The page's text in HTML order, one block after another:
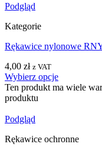
Podgląd
Kategorie
Rękawice nylonowe
4,00 zł z VAT
Wybierz opcje
Ten produkt ma wiele
produktu
Podgląd
Rękawice ochronne